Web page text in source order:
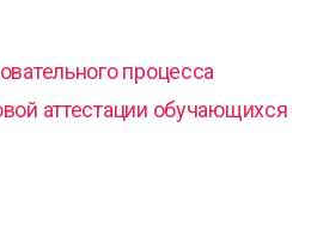
процесса
аттестации обучающихся